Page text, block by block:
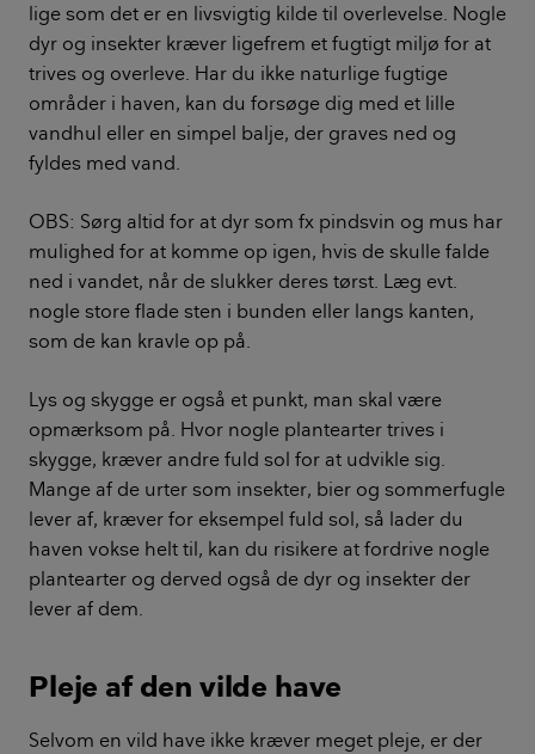
lige som det er en livsvigtig kilde til overlevelse. Nogle
dyr og insekter kræver ligefrem et fugtigt miljø for at
trives og overleve. Har du ikke naturlige fugtige
områder i haven, kan du forsøge dig med et lille
vandhul eller en simpel balje, der graves ned og
fyldes med vand.
OBS: Sørg altid for at dyr som fx pindsvin og mus har
mulighed for at komme op igen, hvis de skulle falde
ned i vandet, når de slukker deres tørst. Læg evt.
nogle store flade sten i bunden eller langs kanten,
som de kan kravle op på.
Lys og skygge er også et punkt, man skal være
opmærksom på. Hvor nogle plantearter trives i
skygge, kræver andre fuld sol for at udvikle sig.
Mange af de urter som insekter, bier og sommerfugle
lever af, kræver for eksempel fuld sol, så lader du
haven vokse helt til, kan du risikere at fordrive nogle
plantearter og derved også de dyr og insekter der
lever af dem.
Pleje af den vilde have
Selvom en vild have ikke kræver meget pleje, er der